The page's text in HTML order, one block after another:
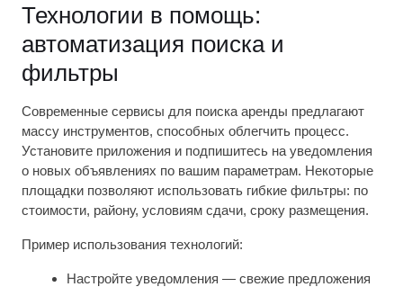
Технологии в помощь:
автоматизация поиска и
фильтры
Современные сервисы для поиска аренды предлагают
массу инструментов, способных облегчить процесс.
Установите приложения и подпишитесь на уведомления
о новых объявлениях по вашим параметрам. Некоторые
площадки позволяют использовать гибкие фильтры: по
стоимости, району, условиям сдачи, сроку размещения.
Пример использования технологий:
Настройте уведомления — свежие предложения